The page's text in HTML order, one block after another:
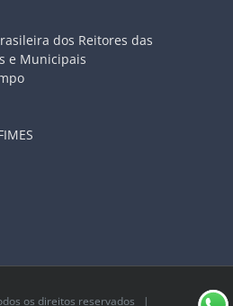
dos Reitores das
e Municipais
os direitos reservados |